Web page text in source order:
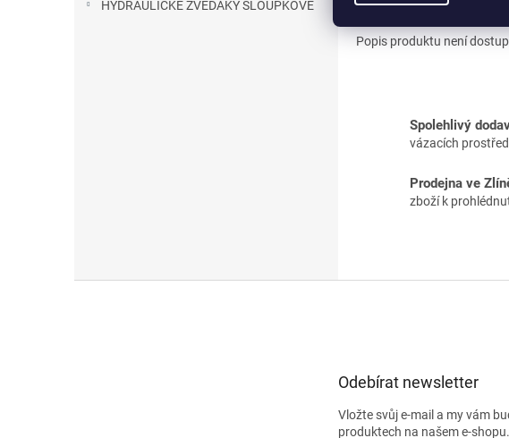
HYDRAULICKÉ ZVEDÁKY SLOUPKOVÉ
Detailní popis produktu
Popis produktu není
Spolehlivý
vázacích
Prodejna ve
zboží k
Odebírat newsletter
Vložte svůj e-mail a my vám
produktech na našem e-shopu.